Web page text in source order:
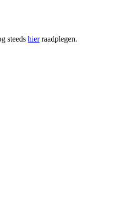
steeds hierraadplegen.